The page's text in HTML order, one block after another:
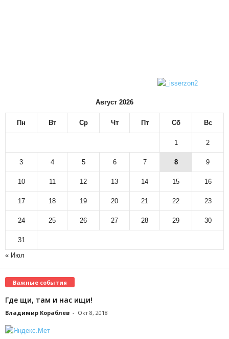
Август 2026
Пн Вт Ср Чт Пт Сб Вс
1 2
3 4 5 6 7 8 9
10 11 12 13 14 15 16
17 18 19 20 21 22 23
24 25 26 27 28 29 30
31
« Июл
Важные события
Где щи, там и нас ищи!
Владимир Кораблев - Окт 8, 2018